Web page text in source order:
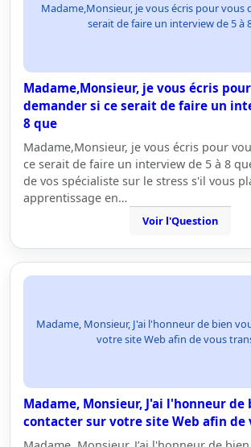
Madame,Monsieur, je vous écris pour vous
serait de faire un interview de 5 à
Madame,Monsieur, je vous écris
demander si ce serait de faire un
8 que
Madame,Monsieur, je vous écris pour
ce serait de faire un interview de 5 à 8
de vos spécialiste sur le stress s'il vous
apprentissage en…
Voir l'Question
Madame, Monsieur, J'ai l'honneur de bien
votre site Web afin de vous
Madame, Monsieur, J'ai l'honneur de
contacter sur votre site Web afin de